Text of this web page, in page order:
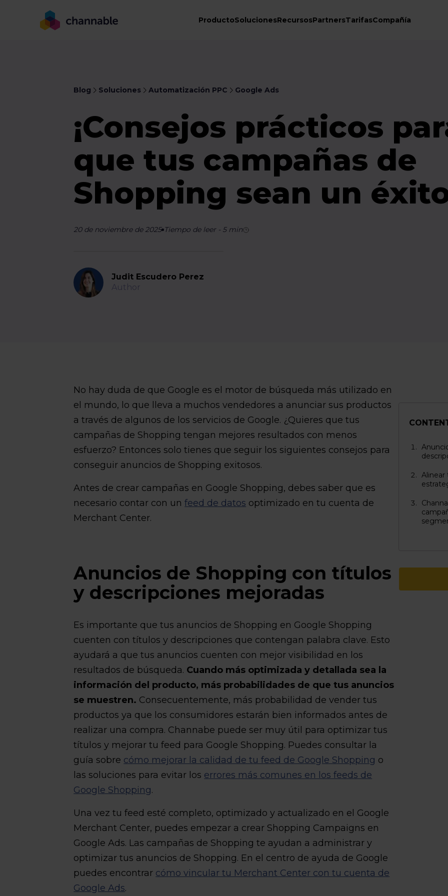
ProductoSolucionesRecursosPartnersTarifasCompañía
Blog Soluciones Automatización PPC Google Ads
¡Consejos prácticos
que tus campañas de
Shopping sean un
20 de noviembre de 2025 Tiempo de leer- 5min
Judit Escudero Perez
Author
No hay duda de que Google es el motor de búsqueda más utilizado en
el mundo, lo que lleva a muchos vendedores a anunciar sus productos
a través de algunos de los servicios de Google. ¿Quieres que tus
campañas de Shopping tengan mejores resultados con menos
esfuerzo? Entonces solo tienes que seguir los siguientes consejos para
conseguir anuncios de Shopping exitosos.
Antes de crear campañas en Google Shopping, debes saber que es
necesario contar con unfeed de datos optimizado en tu cuenta de
Merchant Center.
Anuncios de Shopping con títulos
y descripciones mejoradas
Es importante que tus anuncios de Shopping en Google Shopping
cuenten con títulos y descripciones que contengan palabra clave. Esto
ayudará a que tus anuncios cuenten con mejor visibilidad en los
resultados de búsqueda. Cuando más optimizada y detallada sea la
información del producto, más probabilidades de que tus anuncios
se muestren. Consecuentemente, más probabilidad de vender tus
productos ya que los consumidores estarán bien informados antes de
realizar una compra. Channabe puede ser muy útil para optimizar tus
títulos y mejorar tu feed para Google Shopping. Puedes consultar la
guía sobre cómo mejorar la calidad de tu feed de Google Shopping o
las soluciones para evitar los errores más comunes en los feeds de
Google Shopping.
Una vez tu feed esté completo, optimizado y actualizado en el Google
Merchant Center, puedes empezar a crear Shopping Campaigns en
Google Ads. Las campañas de Shopping te ayudan a administrar y
optimizar tus anuncios de Shopping. En el centro de ayuda de Google
puedes encontrar cómo vincular tu Merchant Center con tu cuenta de
Google Ads.